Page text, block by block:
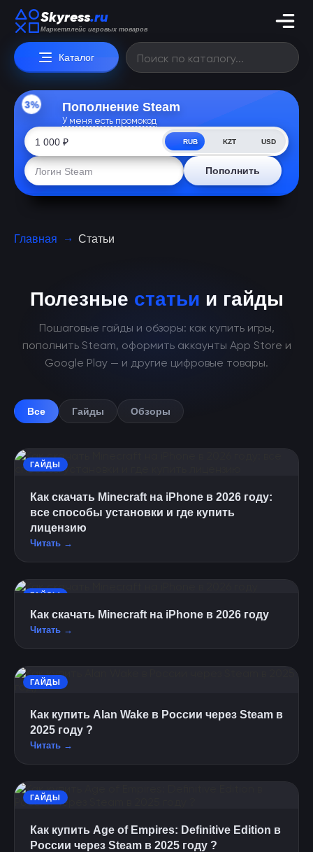
Skyress.ru
Маркетплейс игровых товаров
Каталог
3% Пополнение Steam
У меня есть промокод
RUB KZT USD
Пополнить
Главная Статьи
Полезные статьи и гайды
Пошаговые гайды и обзоры: как купить игры,
пополнить Steam, оформить аккаунты App Store и
Google Play — и другие цифровые товары.
Все Гайды Обзоры
ГАЙДЫ
Как скачать Minecraft на iPhone в 2026 году:
все способы установки и где купить
лицензию
Читать →
ГАЙДЫ
Как скачать Minecraft на iPhone в 2026 году
Читать →
ГАЙДЫ
Как купить Alan Wake в России через Steam в
2025 году ?
Читать →
ГАЙДЫ
Как купить Age of Empires: Definitive Edition в
России через Steam в 2025 году ?